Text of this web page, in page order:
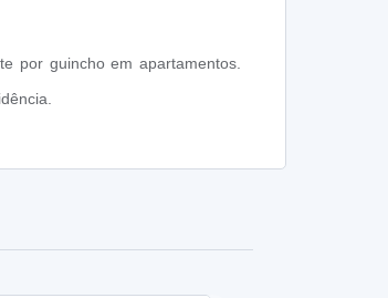
por guincho em apartamentos.